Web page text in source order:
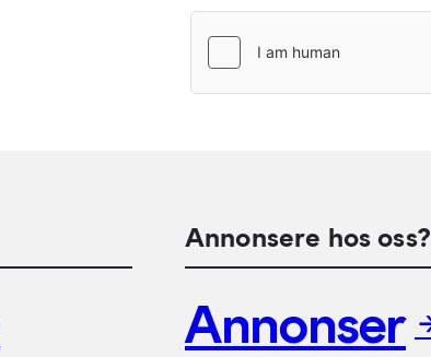
Annonsere hos oss?
Annonser